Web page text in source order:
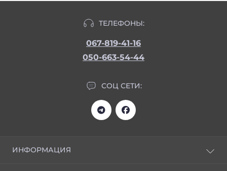
ТЕЛЕФОНЫ:
067-819-41-16
050-663-54-44
СОЦ СЕТИ:
ИНФОРМАЦИЯ